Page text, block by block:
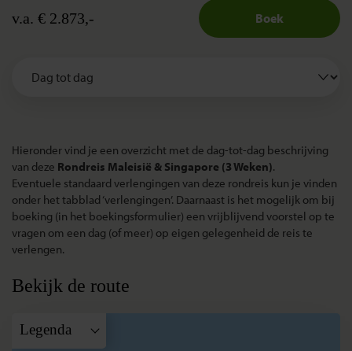
Boek
v.a. € 2.873,-
Hieronder vind je een overzicht met de dag-tot-dag beschrijving
van deze Rondreis Maleisië & Singapore (3 Weken).
Eventuele standaard verlengingen van deze rondreis kun je vinden
onder het tabblad ‘verlengingen’. Daarnaast is het mogelijk om bij
boeking (in het boekingsformulier) een vrijblijvend voorstel op te
vragen om een dag (of meer) op eigen gelegenheid de reis te
verlengen.
Bekijk de route
Legenda